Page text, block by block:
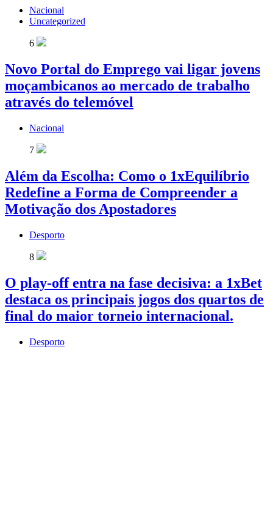
Nacional
Uncategorized
6
Novo Portal do Emprego vai ligar jovens
moçambicanos ao mercado de trabalho
através do telemóvel
Nacional
7
Além da Escolha: Como o 1xEquilíbrio
Redefine a Forma de Compreender a
Motivação dos Apostadores
Desporto
8
O play-off entra na fase decisiva: a 1xBet
destaca os principais jogos dos quartos de
final do maior torneio internacional.
Desporto